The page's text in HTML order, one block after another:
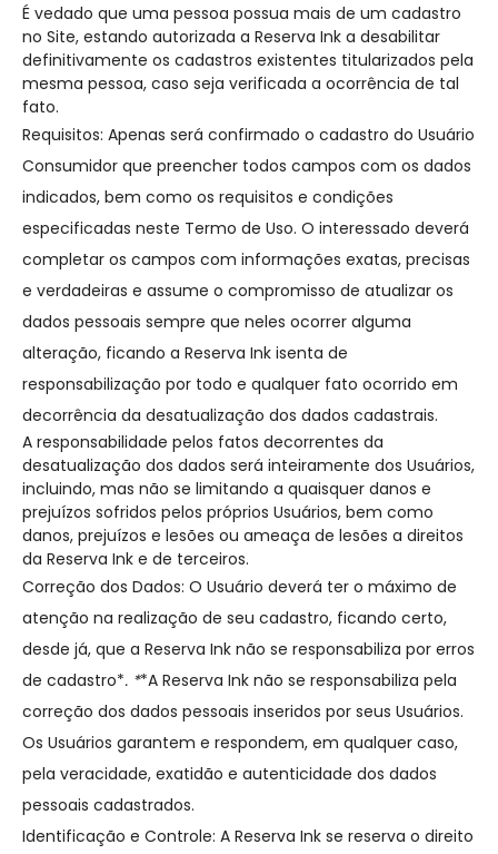
É vedado que uma pessoa possua mais de um cadastro
no Site, estando autorizada a Reserva Ink a desabilitar
definitivamente os cadastros existentes titularizados pela
mesma pessoa, caso seja verificada a ocorrência de tal
fato.
Requisitos: Apenas será confirmado o cadastro do Usuário
Consumidor que preencher todos campos com os dados
indicados, bem como os requisitos e condições
especificadas neste Termo de Uso. O interessado deverá
completar os campos com informações exatas, precisas
e verdadeiras e assume o compromisso de atualizar os
dados pessoais sempre que neles ocorrer alguma
alteração, ficando a Reserva Ink isenta de
responsabilização por todo e qualquer fato ocorrido em
decorrência da desatualização dos dados cadastrais.
A responsabilidade pelos fatos decorrentes da
desatualização dos dados será inteiramente dos Usuários,
incluindo, mas não se limitando a quaisquer danos e
prejuízos sofridos pelos próprios Usuários, bem como
danos, prejuízos e lesões ou ameaça de lesões a direitos
da Reserva Ink e de terceiros.
Correção dos Dados: O Usuário deverá ter o máximo de
atenção na realização de seu cadastro, ficando certo,
desde já, que a Reserva Ink não se responsabiliza por erros
de cadastro*. **A Reserva Ink não se responsabiliza pela
correção dos dados pessoais inseridos por seus Usuários.
Os Usuários garantem e respondem, em qualquer caso,
pela veracidade, exatidão e autenticidade dos dados
pessoais cadastrados.
Identificação e Controle: A Reserva Ink se reserva o direito